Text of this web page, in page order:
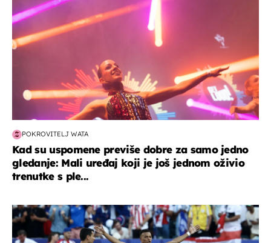
POKROVITELJ WATA
Kad su uspomene previše dobre za samo jedno
gledanje: Mali uređaj koji je još jednom oživio
trenutke s ple...
svjetsko prvenstvo 2026